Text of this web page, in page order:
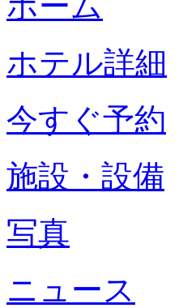
ホテル詳細
今すぐ予約
施設・設備
写真
ニュース